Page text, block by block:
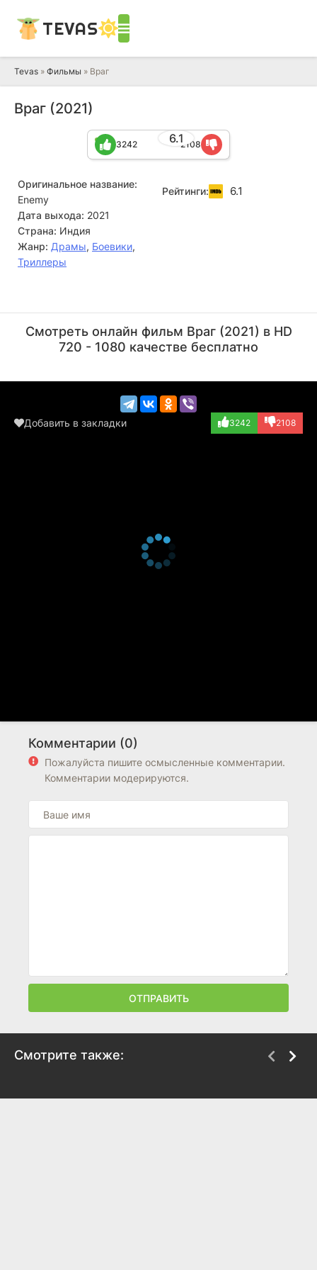
TEVAS
Tevas » Фильмы » Враг
Враг (2021)
6.1
3242 2108
Оригинальное название:
Enemy
Дата выхода: 2021
Страна: Индия
Жанр: Драмы, Боевики,
Триллеры
Рейтинги: 6.1
(Paarirajan IPS)
Смотреть онлайн фильм Враг (2021) в HD
720 - 1080 качестве бесплатно
Добавить в закладки 3242 2108
Комментарии (0)
Пожалуйста пишите осмысленные комментарии.
Комментарии модерируются.
ОТПРАВИТЬ
Смотрите также: